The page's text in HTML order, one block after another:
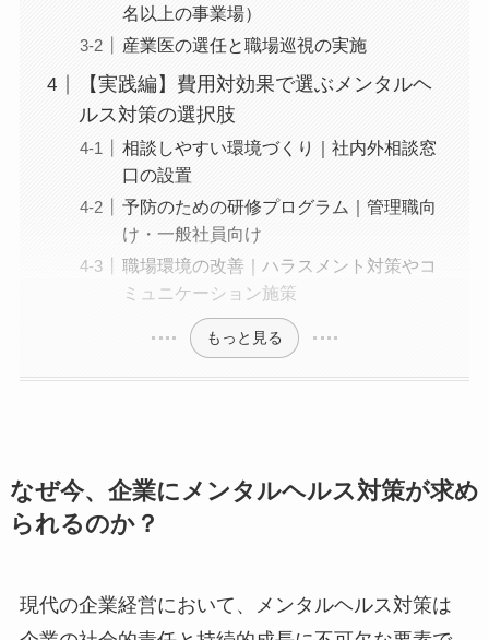
50名以上の事業場）
産業医の選任と職場巡視の実施
【実践編】費用対効果で選ぶメンタルヘ
ルス対策の選択肢
相談しやすい環境づくり｜社内外相談
窓口の設置
予防のための研修プログラム｜管理職
向け・一般社員向け
職場環境の改善｜ハラスメント対策や
コミュニケーション施策
もっと見る
なぜ今、企業にメンタルヘルス対策が求
められるのか？
現代の企業経営において、メンタルヘルス対策は